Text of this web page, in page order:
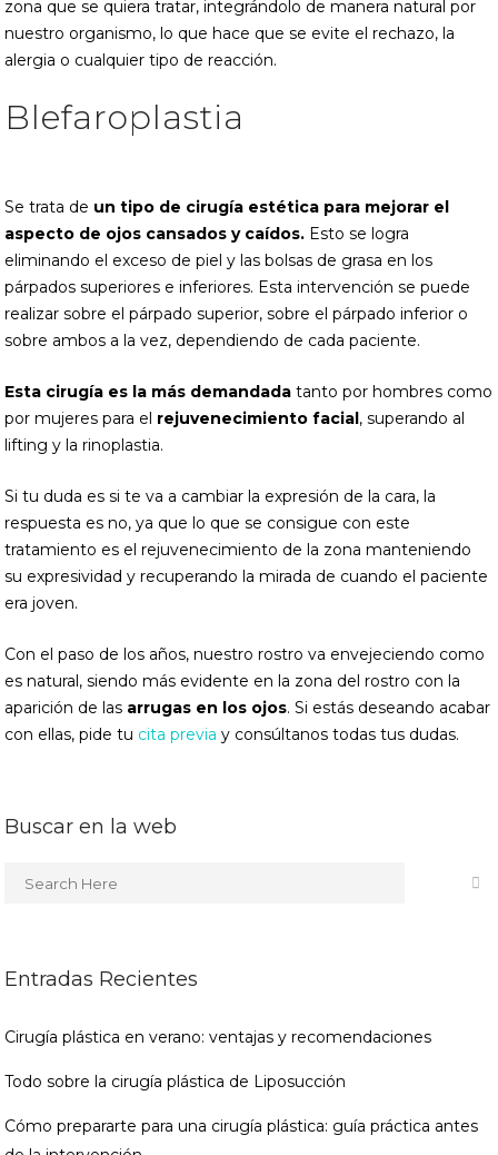
zona que se quiera tratar, integrándolo de manera natural por
nuestro organismo, lo que hace que se evite el rechazo, la
alergia o cualquier tipo de reacción.
Blefaroplastia
Se trata de un tipo de cirugía estética para mejorar el
aspecto de ojos cansados y caídos. Esto se logra
eliminando el exceso de piel y las bolsas de grasa en los
párpados superiores e inferiores. Esta intervención se puede
realizar sobre el párpado superior, sobre el párpado inferior o
sobre ambos a la vez, dependiendo de cada paciente.
Esta cirugía es la más demandada tanto por hombres como
por mujeres para el rejuvenecimiento facial, superando al
lifting y la rinoplastia.
Si tu duda es si te va a cambiar la expresión de la cara, la
respuesta es no, ya que lo que se consigue con este
tratamiento es el rejuvenecimiento de la zona manteniendo
su expresividad y recuperando la mirada de cuando el paciente
era joven.
Con el paso de los años, nuestro rostro va envejeciendo como
es natural, siendo más evidente en la zona del rostro con la
aparición de las arrugas en los ojos. Si estás deseando acabar
con ellas, pide tu cita previa y consúltanos todas tus dudas.
Buscar en la web
Entradas Recientes
Cirugía plástica en verano: ventajas y recomendaciones
Todo sobre la cirugía plástica de Liposucción
Cómo prepararte para una cirugía plástica: guía práctica antes